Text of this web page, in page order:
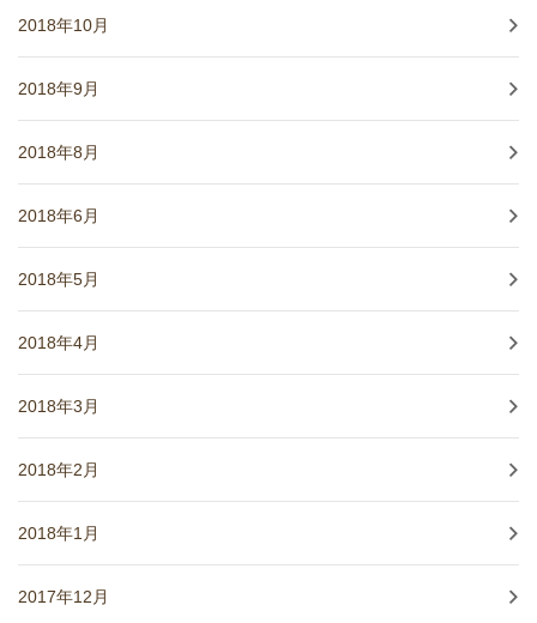
2018年10月
2018年9月
2018年8月
2018年6月
2018年5月
2018年4月
2018年3月
2018年2月
2018年1月
2017年12月